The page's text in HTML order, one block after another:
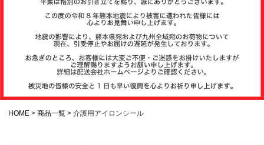
注文履歴
HOME 商品一覧 介護用アイロンシール